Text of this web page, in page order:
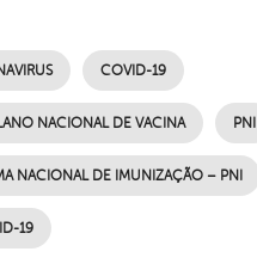
COVID-19
NACIONAL DE VACINA PNI
NACIONAL DE IMUNIZAÇÃO – PNI
19